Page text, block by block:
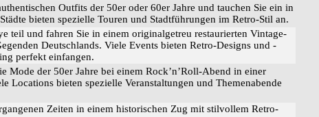
Outfits der 50er oder 60er Jahre und tauchen Sie ein in
bieten spezielle Touren und Stadtführungen im Retro-Stil an.
teil und fahren Sie in einem originalgetreu restaurierten Vintage-
Deutschlands. Viele Events bieten Retro-Designs und -
perfekt einfangen.
Mode der 50er Jahre bei einem Rock’n’Roll-Abend in einer
Locations bieten spezielle Veranstaltungen und Themenabende
Zeiten in einem historischen Zug mit stilvollem Retro-